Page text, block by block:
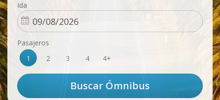
Ida
Pasajeros
1
2 3 4 4+